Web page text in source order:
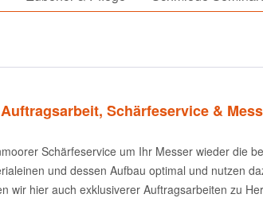
Schärfeservice &
Schärfeservice um Ihr Messer wieder die
und dessen Aufbau optimal und nutzen
wir hier auch exklusiverer Auftragsarbeiten zu